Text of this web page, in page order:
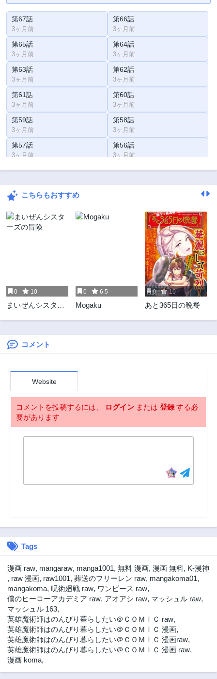
第67話
3ヶ月前
第66話
3ヶ月前
第65話
3ヶ月前
第64話
3ヶ月前
第63話
3ヶ月前
第62話
3ヶ月前
第61話
3ヶ月前
第60話
3ヶ月前
第59話
3ヶ月前
第58話
3ヶ月前
第57話
3ヶ月前
第56話
3ヶ月前
第55話 第54話
第53話
第51話
3ヶ月前
第45話
2年前
第44話
第43話 第42話
第41話
第39話
第37話
3年前
第36話
3年前
第35話
3年前 3年前
第25話
第23話
3年前
第22話
3年前
第21話
3年前
第20話
第19話
3年前
第18話
3年前
第17話
3年前
第16話
こちらもおすすめ
0 10
まいぜんシスター
0 6.5
Mogaku
0 10
あと365日の晩餐
コメント
Website
コメントを投稿するには、 ログイン または 登録する必
要があります
Tags
漫画 raw, mangaraw, manga1001, 無料 漫画, 漫画 無料, K-漫神
, raw 漫画, raw1001, 葬送のフリーレン raw, mangakoma01,
mangakoma, 呪術廻戦 raw, ワンピース raw,
僕のヒーローアカデミア raw, アオアシ raw, マッシュル raw,
マッシュル 163,
英雄魔術師はのんびり暮らしたい＠ＣＯＭＩＣ raw,
英雄魔術師はのんびり暮らしたい＠ＣＯＭＩＣ 漫画,
英雄魔術師はのんびり暮らしたい＠ＣＯＭＩＣ 漫画raw,
英雄魔術師はのんびり暮らしたい＠ＣＯＭＩＣ 漫画 raw,
漫画 koma,